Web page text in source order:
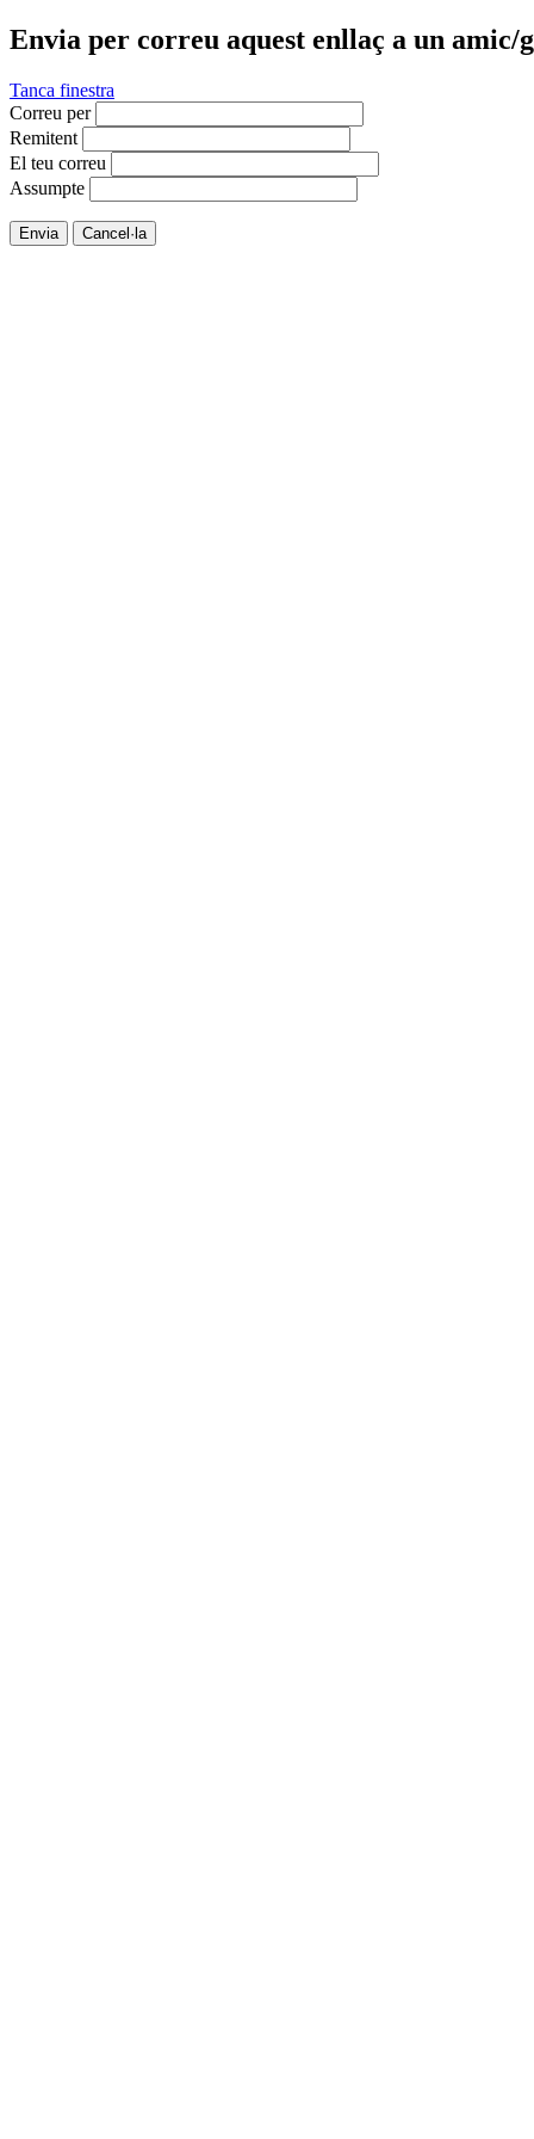
Envia per correu aquest enllaç a un amic/
Tanca finestra
Correu per
Remitent
El teu correu
Assumpte
Envia Cancel·la